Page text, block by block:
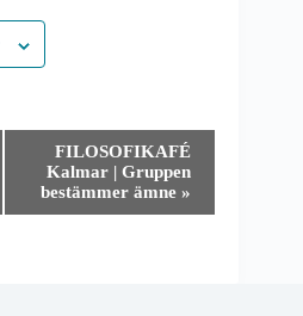
FILOSOFIKAFÉ
Kalmar | Gruppen
bestämmer ämne»